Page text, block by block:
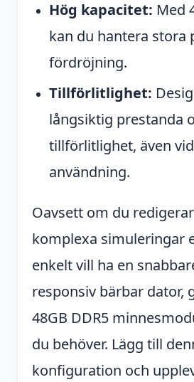
Hög kapacitet: Med
kan du hantera stora
fördröjning.
Tillförlitlighet:
långsiktig prestanda
tillförlitlighet, även
användning.
Oavsett om du
komplexa simuleringar
enkelt vill ha en
responsiv bärbar dator,
48GB DDR5
du behöver. Lägg till
konfiguration och